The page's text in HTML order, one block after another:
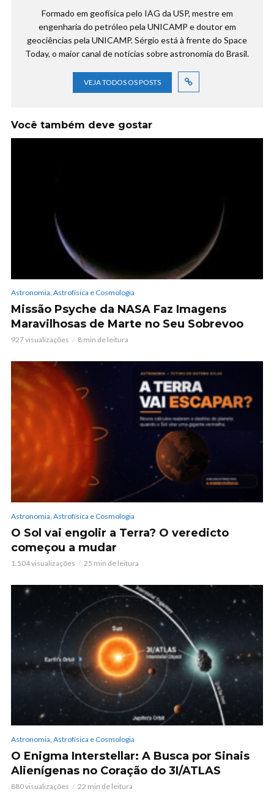
Formado em geofísica pelo IAG da USP, mestre em
engenharia do petróleo pela UNICAMP e doutor em
geociências pela UNICAMP. Sérgio está à frente do Space
Today, o maior canal de notícias sobre astronomia do Brasil.
VEJA TODOS OS POSTS
Você também deve gostar
Astronomia, Astrofísica e Cosmologia
Missão Psyche da NASA Faz Imagens
Maravilhosas de Marte no Seu Sobrevoo
927 visualizações 8 min de leitura
Astronomia, Astrofísica e Cosmologia
O Sol vai engolir a Terra? O veredicto
começou a mudar
1.504 visualizações 25 min de leitura
Astronomia, Astrofísica e Cosmologia
O Enigma Interstellar: A Busca por Sinais
Alienígenas no Coração do 3I/ATLAS
880 visualizações 22 min de leitura